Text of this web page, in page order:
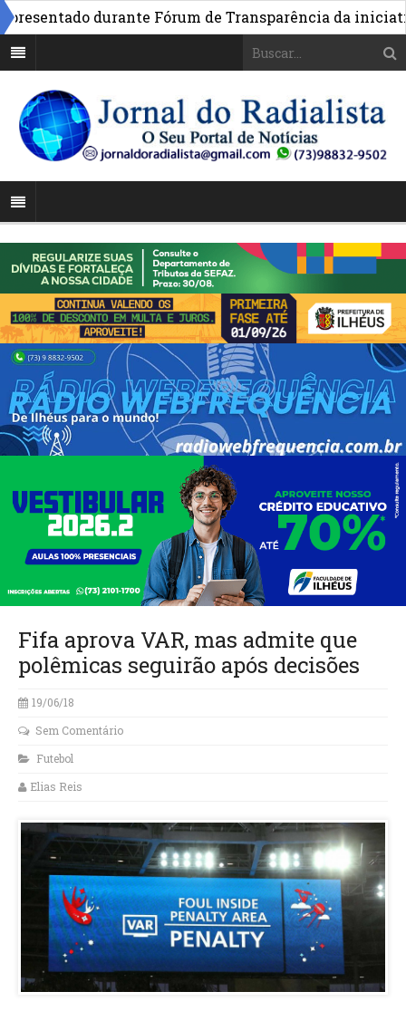
durante Fórum de Transparência da iniciativa
Fifa aprova VAR, mas admite que
polêmicas seguirão após decisões
19/06/18
Sem Comentário
Futebol
Elias Reis